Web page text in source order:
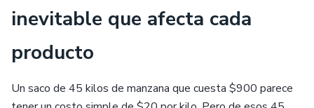
inevitable que afecta cada
producto
Un saco de 45 kilos de manzana que cuesta $900 parece